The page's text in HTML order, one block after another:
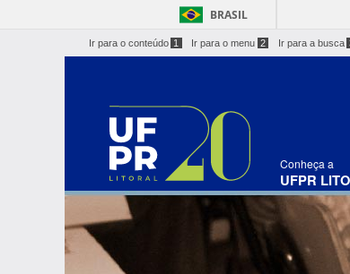
BRASIL
Ir para o conteúdo 1 Ir para o menu 2 Ir para a busca
Conheça a
UFPR